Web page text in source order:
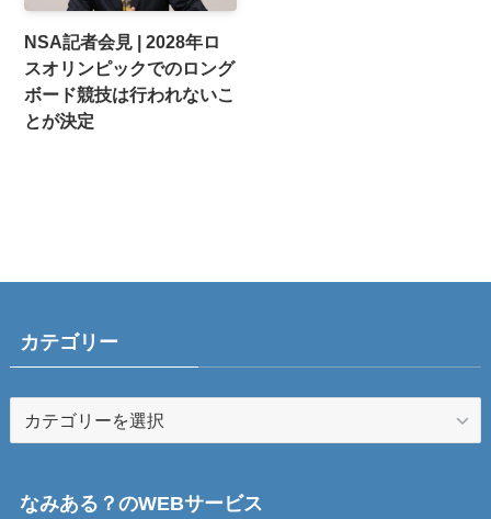
NSA記者会見 | 2028年ロ
スオリンピックでのロング
ボード競技は行われないこ
とが決定
カテゴリー
なみある？のWEBサービス